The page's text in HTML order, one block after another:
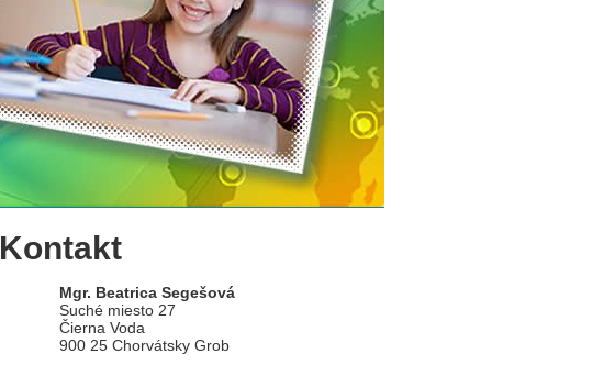
Kontakt
Mgr. Beatrica Segešová
Suché miesto 27
Čierna Voda
900 25 Chorvátsky Grob